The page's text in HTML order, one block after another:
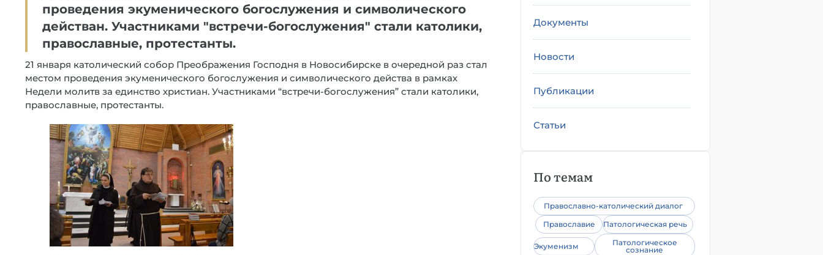
проведения экуменического богослужения и символического
действан. Участниками "встречи-богослужения" стали католики,
православные, протестанты.
21 января католический собор Преображения Господня в Новосибирске в очередной раз стал
местом проведения экуменического богослужения и символического действа в рамках
Недели молитв за единство христиан. Участниками “встречи-богослужения” стали католики,
православные, протестанты.
Документы
Новости
Публикации
Статьи
По темам
Православно-католический диалог
Православие
Патологическая речь
Экуменизм
Патологическое
сознание